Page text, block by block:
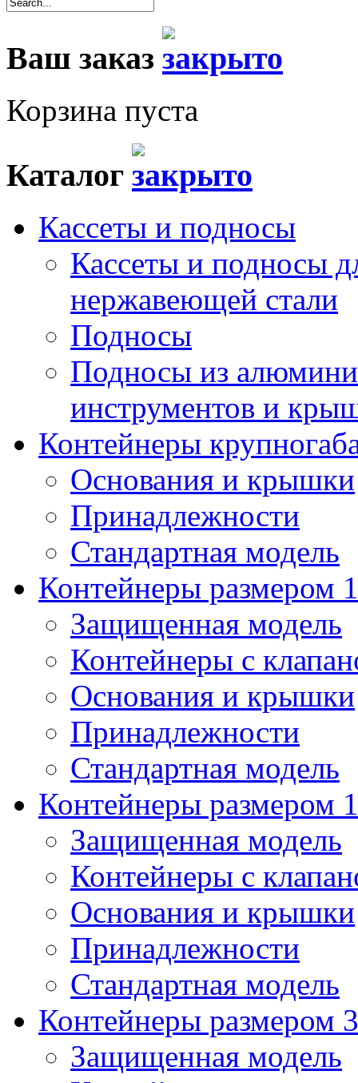
Ваш заказ
Корзина пуста
Каталог
Кассеты и подносы
Кассеты и подносы
нержавеющей стали
Подносы
Подносы из
инструментов и
Контейнеры
Основания и крышки
Принадлежности
Стандартная модель
Контейнеры размером
Защищенная модель
Контейнеры с
Основания и крышки
Принадлежности
Стандартная модель
Контейнеры размером
Защищенная модель
Контейнеры с
Основания и крышки
Принадлежности
Стандартная модель
Контейнеры размером
Защищенная модель